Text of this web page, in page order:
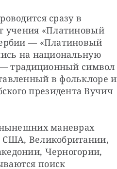
сразу в
учения «Платиновый
— «Платиновый
на национальную
— традиционный символ
в фольклоре и
президента Вучич
нынешних маневрах
США, Великобритании,
Черногории,
поиск